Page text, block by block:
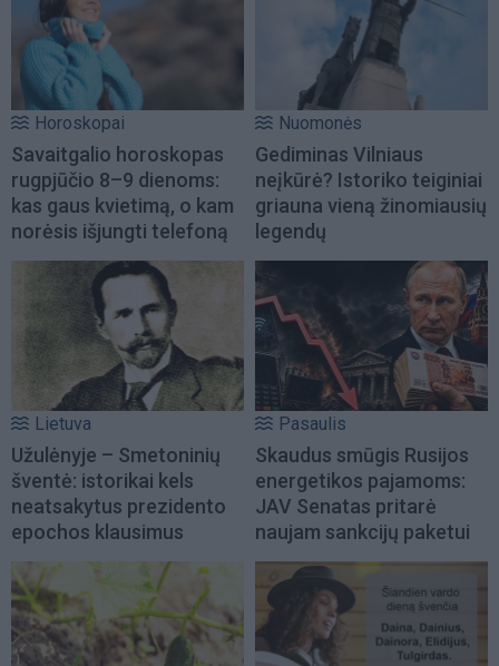
Horoskopai
Savaitgalio horoskopas
rugpjūčio 8–9 dienoms:
kas gaus kvietimą, o kam
norėsis išjungti telefoną
Nuomonės
Gediminas Vilniaus
neįkūrė? Istoriko teiginiai
griauna vieną žinomiausių
legendų
Lietuva
Užulėnyje – Smetoninių
šventė: istorikai kels
neatsakytus prezidento
epochos klausimus
Pasaulis
Skaudus smūgis Rusijos
energetikos pajamoms:
JAV Senatas pritarė
naujam sankcijų paketui